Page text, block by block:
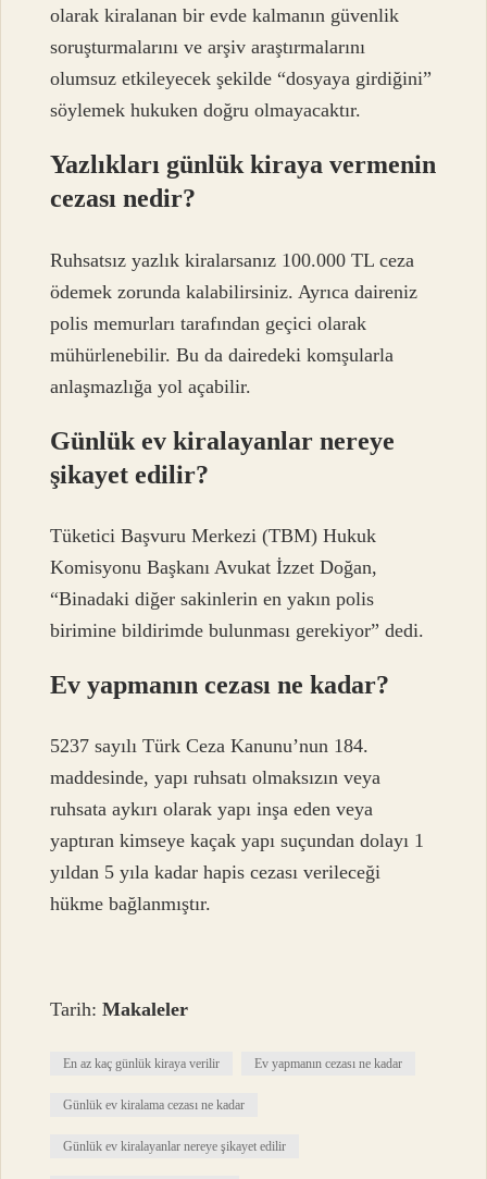
olarak kiralanan bir evde kalmanın güvenlik
soruşturmalarını ve arşiv araştırmalarını
olumsuz etkileyecek şekilde “dosyaya girdiğini”
söylemek hukuken doğru olmayacaktır.
Yazlıkları günlük kiraya vermenin
cezası nedir?
Ruhsatsız yazlık kiralarsanız 100.000 TL ceza
ödemek zorunda kalabilirsiniz. Ayrıca daireniz
polis memurları tarafından geçici olarak
mühürlenebilir. Bu da dairedeki komşularla
anlaşmazlığa yol açabilir.
Günlük ev kiralayanlar nereye
şikayet edilir?
Tüketici Başvuru Merkezi (TBM) Hukuk
Komisyonu Başkanı Avukat İzzet Doğan,
“Binadaki diğer sakinlerin en yakın polis
birimine bildirimde bulunması gerekiyor” dedi.
Ev yapmanın cezası ne kadar?
5237 sayılı Türk Ceza Kanunu’nun 184.
maddesinde, yapı ruhsatı olmaksızın veya
ruhsata aykırı olarak yapı inşa eden veya
yaptıran kimseye kaçak yapı suçundan dolayı 1
yıldan 5 yıla kadar hapis cezası verileceği
hükme bağlanmıştır.
Tarih:Makaleler
En az kaç günlük kiraya verilir Ev yapmanın cezası ne kadar
Günlük ev kiralama cezası ne kadar
Günlük ev kiralayanlar nereye şikayet edilir